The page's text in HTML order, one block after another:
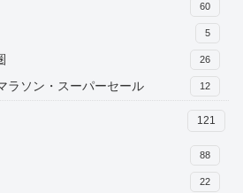
60
5
26
ラソン・スーパーセール 12
121
88
22